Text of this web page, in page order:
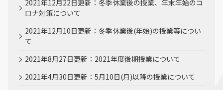
2021年12月22日更新：冬季休業後の授業、年末年始のコ
ロナ対策について
2021年12月10日更新：冬季休業後(年始)の授業等につい
て
2021年8月27日更新：2021年度後期授業について
2021年4月30日更新：5月10日(月)以降の授業について